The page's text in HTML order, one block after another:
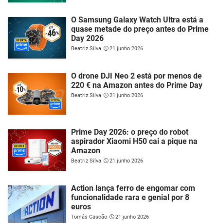
O Samsung Galaxy Watch Ultra está a
quase metade do preço antes do Prime
Day 2026
Beatriz Silva 21 junho 2026
O drone DJI Neo 2 está por menos de
220 € na Amazon antes do Prime Day
Beatriz Silva 21 junho 2026
Prime Day 2026: o preço do robot
aspirador Xiaomi H50 cai a pique na
Amazon
Beatriz Silva 21 junho 2026
Action lança ferro de engomar com
funcionalidade rara e genial por 8
euros
Tomás Cascão 21 junho 2026